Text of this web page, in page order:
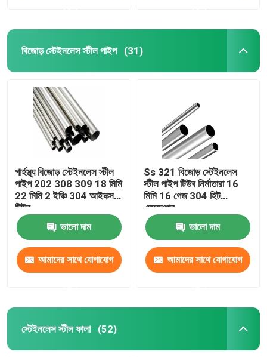
বিজোড় স্টেইনলেস স্টীল পাইপ (31)
গার্হস্থ্য বিজোড় স্টেইনলেস স্টীল
পাইপ 202 308 309 18 মিমি
22 মিমি 2 ইঞ্চি 304 আইনক্স
টিউব
ভালো দাম
আমাদের সাথে যোগাযোগ
Ss 321 বিজোড় স্টেইনলেস
স্টীল পাইপ টিউব নির্মাতারা 16
মিমি 16 গেজ 304 হিট
এক্সচেঞ্জার
ভালো দাম
আমাদের সাথে যোগাযোগ
স্টেইনলেস স্টীল ফালা (52)